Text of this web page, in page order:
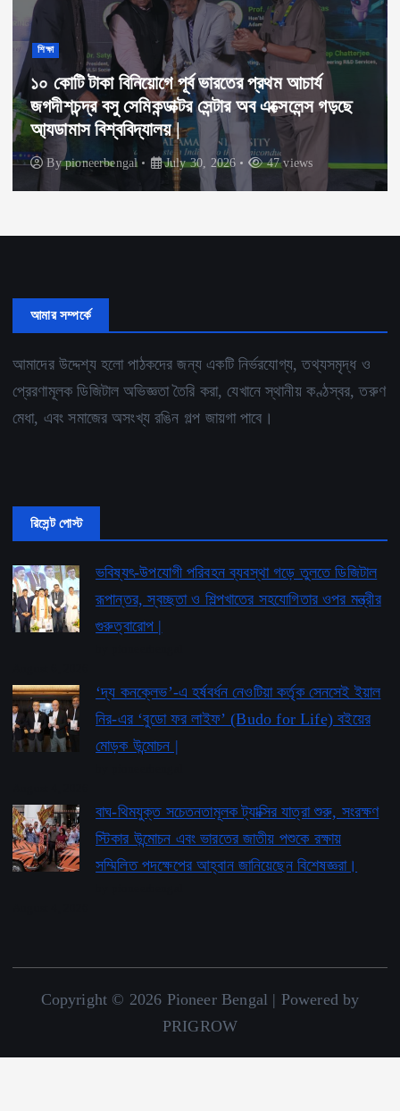
ব্যবসা বাণিজ্য
ভারত এবং থাইল্যান্ডের যৌথ উদ্যোগে ভারতে মিলবে
অত্যাধুনিক ইলেকট্রিক স্কুটার।
Bypioneerbengal July 30, 2026 45 views
আমার সম্পর্কে
আমাদের উদ্দেশ্য হলো পাঠকদের জন্য একটি নির্ভরযোগ্য, তথ্যসমৃদ্ধ ও
প্রেরণামূলক ডিজিটাল অভিজ্ঞতা তৈরি করা, যেখানে স্থানীয় কণ্ঠস্বর, তরুণ
মেধা, এবং সমাজের অসংখ্য রঙিন গল্প জায়গা পাবে।
রিসেন্ট পোস্ট
ভবিষ্যৎ-উপযোগী পরিবহন ব্যবস্থা গড়ে তুলতে ডিজিটাল
রূপান্তর, স্বচ্ছতা ও শিল্পখাতের সহযোগিতার ওপর মন্ত্রীর
গুরুত্বারোপ |
‘দ্য কনক্লেভ’-এ হর্ষবর্ধন নেওটিয়া কর্তৃক সেনসেই ইয়াল
নির-এর ‘বুডো ফর লাইফ’ ​​(Budo for Life) বইয়ের
মোড়ক উন্মোচন |
বাঘ-থিমযুক্ত সচেতনতামূলক ট্যাক্সির যাত্রা শুরু, সংরক্ষণ
স্টিকার উন্মোচন এবং ভারতের জাতীয় পশুকে রক্ষায়
সম্মিলিত পদক্ষেপের আহ্বান জানিয়েছেন বিশেষজ্ঞরা।
Copyright © 2026 Pioneer Bengal | Powered by
PRIGROW